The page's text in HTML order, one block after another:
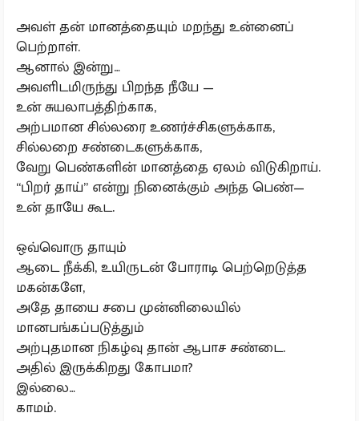
அவள் தன் மானத்தையும் மறந்து உன்னைப்
பெற்றாள்.
ஆனால் இன்று…
அவளிடமிருந்து பிறந்த நீயே —
உன் சுயலாபத்திற்காக,
அற்பமான சில்லரை உணர்ச்சிகளுக்காக,
சில்லறை சண்டைகளுக்காக,
வேறு பெண்களின் மானத்தை ஏலம் விடுகிறாய்.
“பிறர் தாய்” என்று நினைக்கும் அந்த பெண்—
உன் தாயே கூட.
ஒவ்வொரு தாயும்
ஆடை நீக்கி, உயிருடன் போராடி பெற்றெடுத்த
மகன்களே,
அதே தாயை சபை முன்னிலையில்
மானபங்கப்படுத்தும்
அற்புதமான நிகழ்வு தான் ஆபாச சண்டை.
அதில் இருக்கிறது கோபமா?
இல்லை…
காமம்.